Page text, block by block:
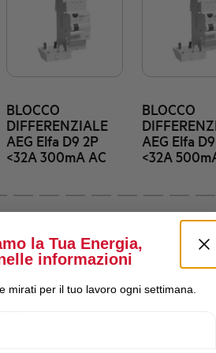
BLOCCO
DIFFERENZIALE
AEG Elfa D9 2P
<32A 300mA AC
BLOCCO
AEG Elfa
<32A
la Tua Energia,
informazioni
mirati per il tuo lavoro ogni settimana.